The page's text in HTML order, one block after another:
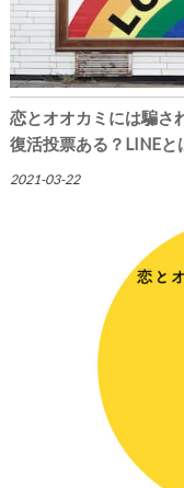
恋とオオカミには騙さ
復活投票ある？LINEと
2021-03-22